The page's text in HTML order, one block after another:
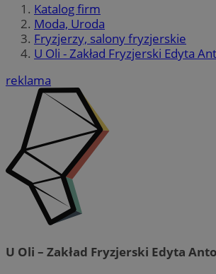
Katalog firm
Moda, Uroda
Fryzjerzy, salony fryzjerskie
U Oli - Zakład Fryzjerski Edyta
reklama
U Oli – Zakład Fryzjerski Edyta